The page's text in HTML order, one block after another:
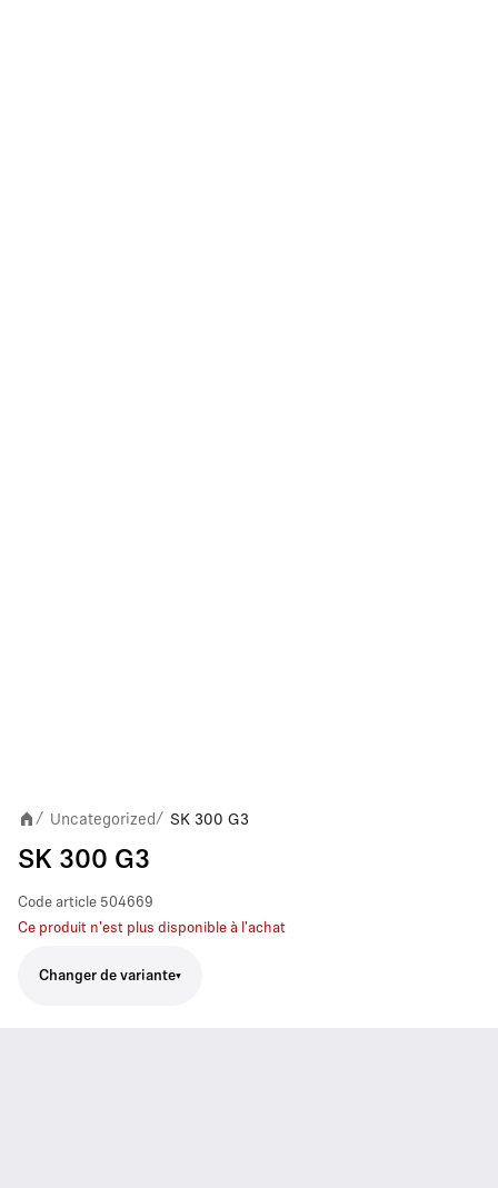
/ Uncategorized / SK 300 G3
SK 300 G3
Code article 504669
Ce produit n'est plus disponible à l'achat
Changer de variante